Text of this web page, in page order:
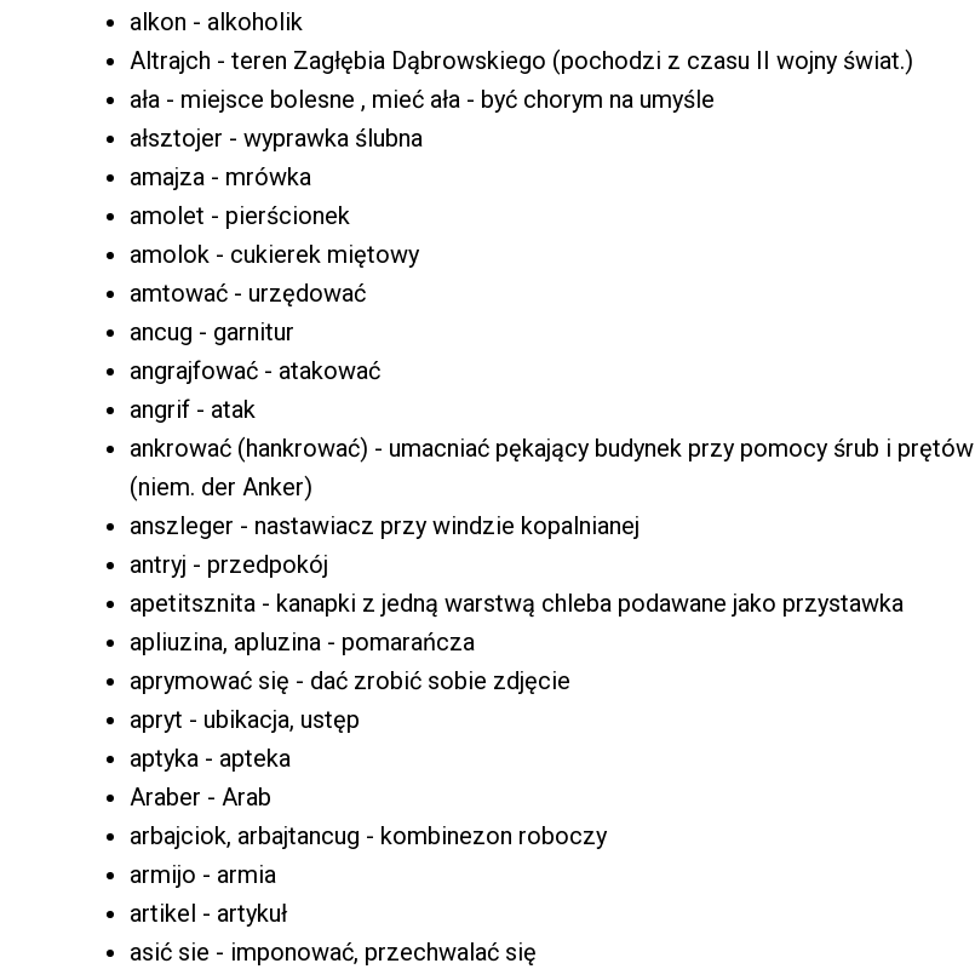
alkon - alkoholik
Altrajch - teren Zagłębia Dąbrowskiego (pochodzi z czasu II wojny świat.)
ała - miejsce bolesne , mieć ała - być chorym na umyśle
ałsztojer - wyprawka ślubna
amajza - mrówka
amolet - pierścionek
amolok - cukierek miętowy
amtować - urzędować
ancug - garnitur
angrajfować - atakować
angrif - atak
ankrować (hankrować) - umacniać pękający budynek przy pomocy śrub i prętów
(niem. der Anker)
anszleger - nastawiacz przy windzie kopalnianej
antryj - przedpokój
apetitsznita - kanapki z jedną warstwą chleba podawane jako przystawka
apliuzina, apluzina - pomarańcza
aprymować się - dać zrobić sobie zdjęcie
apryt - ubikacja, ustęp
aptyka - apteka
Araber - Arab
arbajciok, arbajtancug - kombinezon roboczy
armijo - armia
artikel - artykuł
asić sie - imponować, przechwalać się